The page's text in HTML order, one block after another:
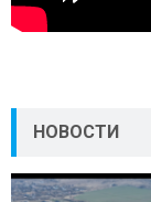
НОВОСТИ